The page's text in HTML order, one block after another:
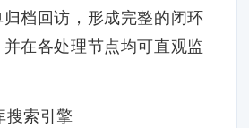
档回访，形成完整的闭环
在各处理节点均可直观监
搜索引擎